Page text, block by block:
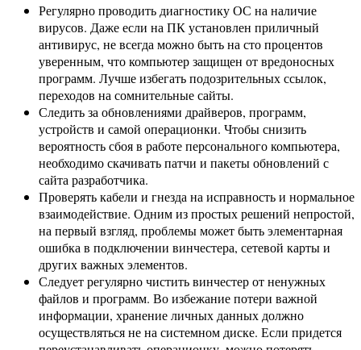
Регулярно проводить диагностику ОС на наличие
вирусов. Даже если на ПК установлен приличный
антивирус, не всегда можно быть на сто процентов
уверенным, что компьютер защищен от вредоносных
программ. Лучше избегать подозрительных ссылок,
переходов на сомнительные сайты.
Следить за обновлениями драйверов, программ,
устройств и самой операционки. Чтобы снизить
вероятность сбоя в работе персонального компьютера,
необходимо скачивать патчи и пакеты обновлений с
сайта разработчика.
Проверять кабели и гнезда на исправность и нормальное
взаимодействие. Одним из простых решений непростой,
на первый взгляд, проблемы может быть элементарная
ошибка в подключении винчестера, сетевой карты и
других важных элементов.
Следует регулярно чистить винчестер от ненужных
файлов и программ. Во избежание потери важной
информации, хранение личных данных должно
осуществляться не на системном диске. Если придется